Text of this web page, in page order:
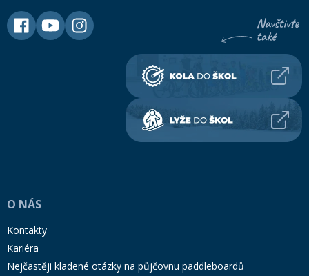
O NÁS
Kontakty
Kariéra
Nejčastěji kladené otázky na půjčovnu paddleboardů